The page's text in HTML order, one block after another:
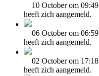
10 October om 09:49
heeft zich aangemeld.
06 October om 06:59
heeft zich aangemeld.
02 October om 17:18
heeft zich aangemeld.